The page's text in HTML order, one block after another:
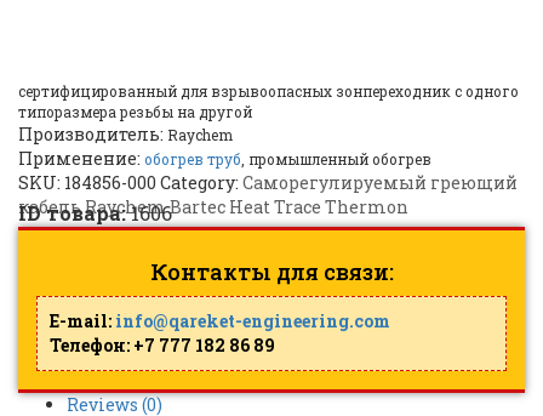
сертифицированный для взрывоопасных зонпереходник c одного
типоразмера резьбы на другой
Производитель: Raychem
Применение: обогрев труб, промышленный обогрев
SKU: 184856-000 Category: Саморегулируемый греющий
кабель Raychem Bartec Heat Trace Thermon
ID товара:1606
Контакты для связи:
E-mail: info@qareket-engineering.com
Телефон: +7 777 182 86 89
Reviews (0)